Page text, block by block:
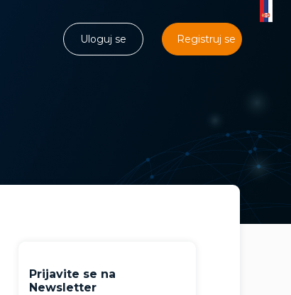
Uloguj se Registruj se
Prijavite se na
Newsletter